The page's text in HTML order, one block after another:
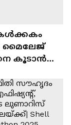
മൈലേജ്
കൂടാൻ